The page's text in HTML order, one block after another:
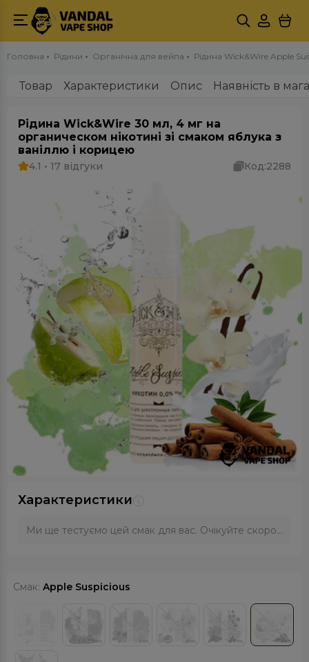
Головна Рідини Органічна для вейпа Рідина Wick&Wire Apple
Товар Характеристики Опис Наявність в
Рідина Wick&Wire 30 мл, 4 мг на
органическом нікотині зі смаком яблука з
ваніллю і корицею
4.1 • 17 відгуки Код:2288
Характеристики
Ми ще тестуємо цей смак для вас. Очікуйте скоро...
Смак: Apple Suspicious